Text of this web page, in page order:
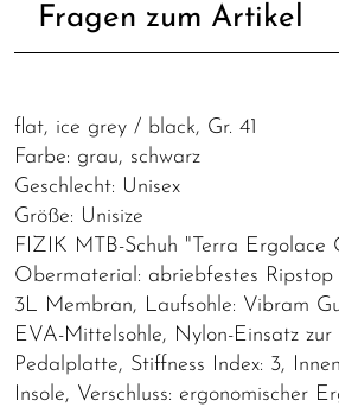
Fragen zum Artikel
flat, ice grey / black, Gr. 41
Farbe: grau, schwarz
Geschlecht: Unisex
Größe: Unisize
FIZIK MTB-Schuh "Terra Ergolace
Obermaterial: abriebfestes Ripstop
3L Membran, Laufsohle: Vibram
EVA-Mittelsohle, Nylon-Einsatz
Pedalplatte, Stiffness Index: 3,
Insole, Verschluss: ergonomischer